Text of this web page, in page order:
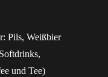
Pils, Weißbier
und Tee)